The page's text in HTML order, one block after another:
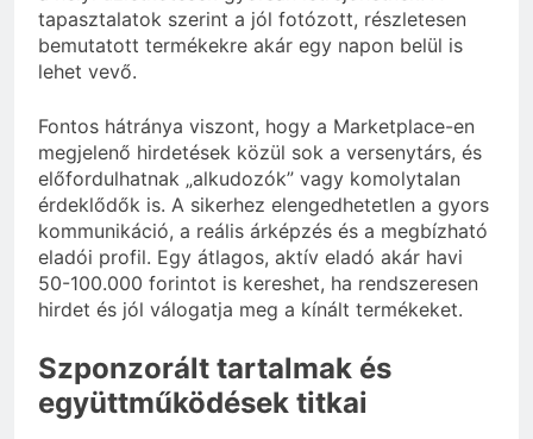
tapasztalatok szerint a jól fotózott, részletesen
bemutatott termékekre akár egy napon belül is
lehet vevő.
Fontos hátránya viszont, hogy a Marketplace-en
megjelenő hirdetések közül sok a versenytárs, és
előfordulhatnak „alkudozók” vagy komolytalan
érdeklődők is. A sikerhez elengedhetetlen a gyors
kommunikáció, a reális árképzés és a megbízható
eladói profil. Egy átlagos, aktív eladó akár havi
50-100.000 forintot is kereshet, ha rendszeresen
hirdet és jól válogatja meg a kínált termékeket.
Szponzorált tartalmak és
együttműködések titkai